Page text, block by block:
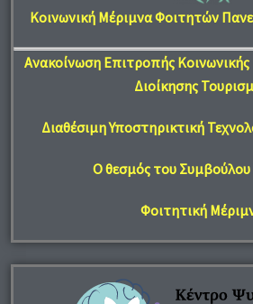
Κοινωνική Μέριμνα Φοιτητών
Ανακοίνωση Επιτροπής
Διοίκησης
Διαθέσιμη Υποστηρικτική
Ο θεσμός του
Φοιτητική